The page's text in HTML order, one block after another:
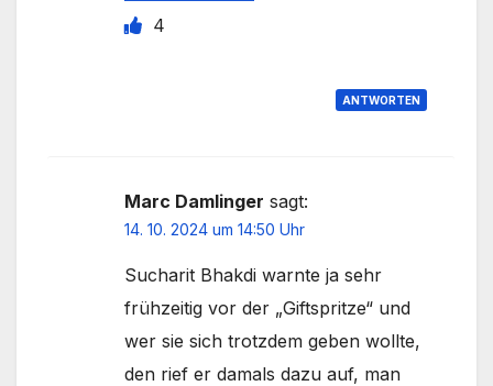
4
ANTWORTEN
Marc Damlinger sagt:
14. 10. 2024 um 14:50 Uhr
Sucharit Bhakdi warnte ja sehr
frühzeitig vor der „Giftspritze“ und
wer sie sich trotzdem geben wollte,
den rief er damals dazu auf, man